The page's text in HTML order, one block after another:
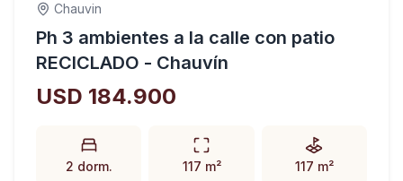
Chauvin
Ph 3 ambientes a la calle con patio
RECICLADO - Chauvín
USD 184.900
2 dorm. 117 m² 117 m²